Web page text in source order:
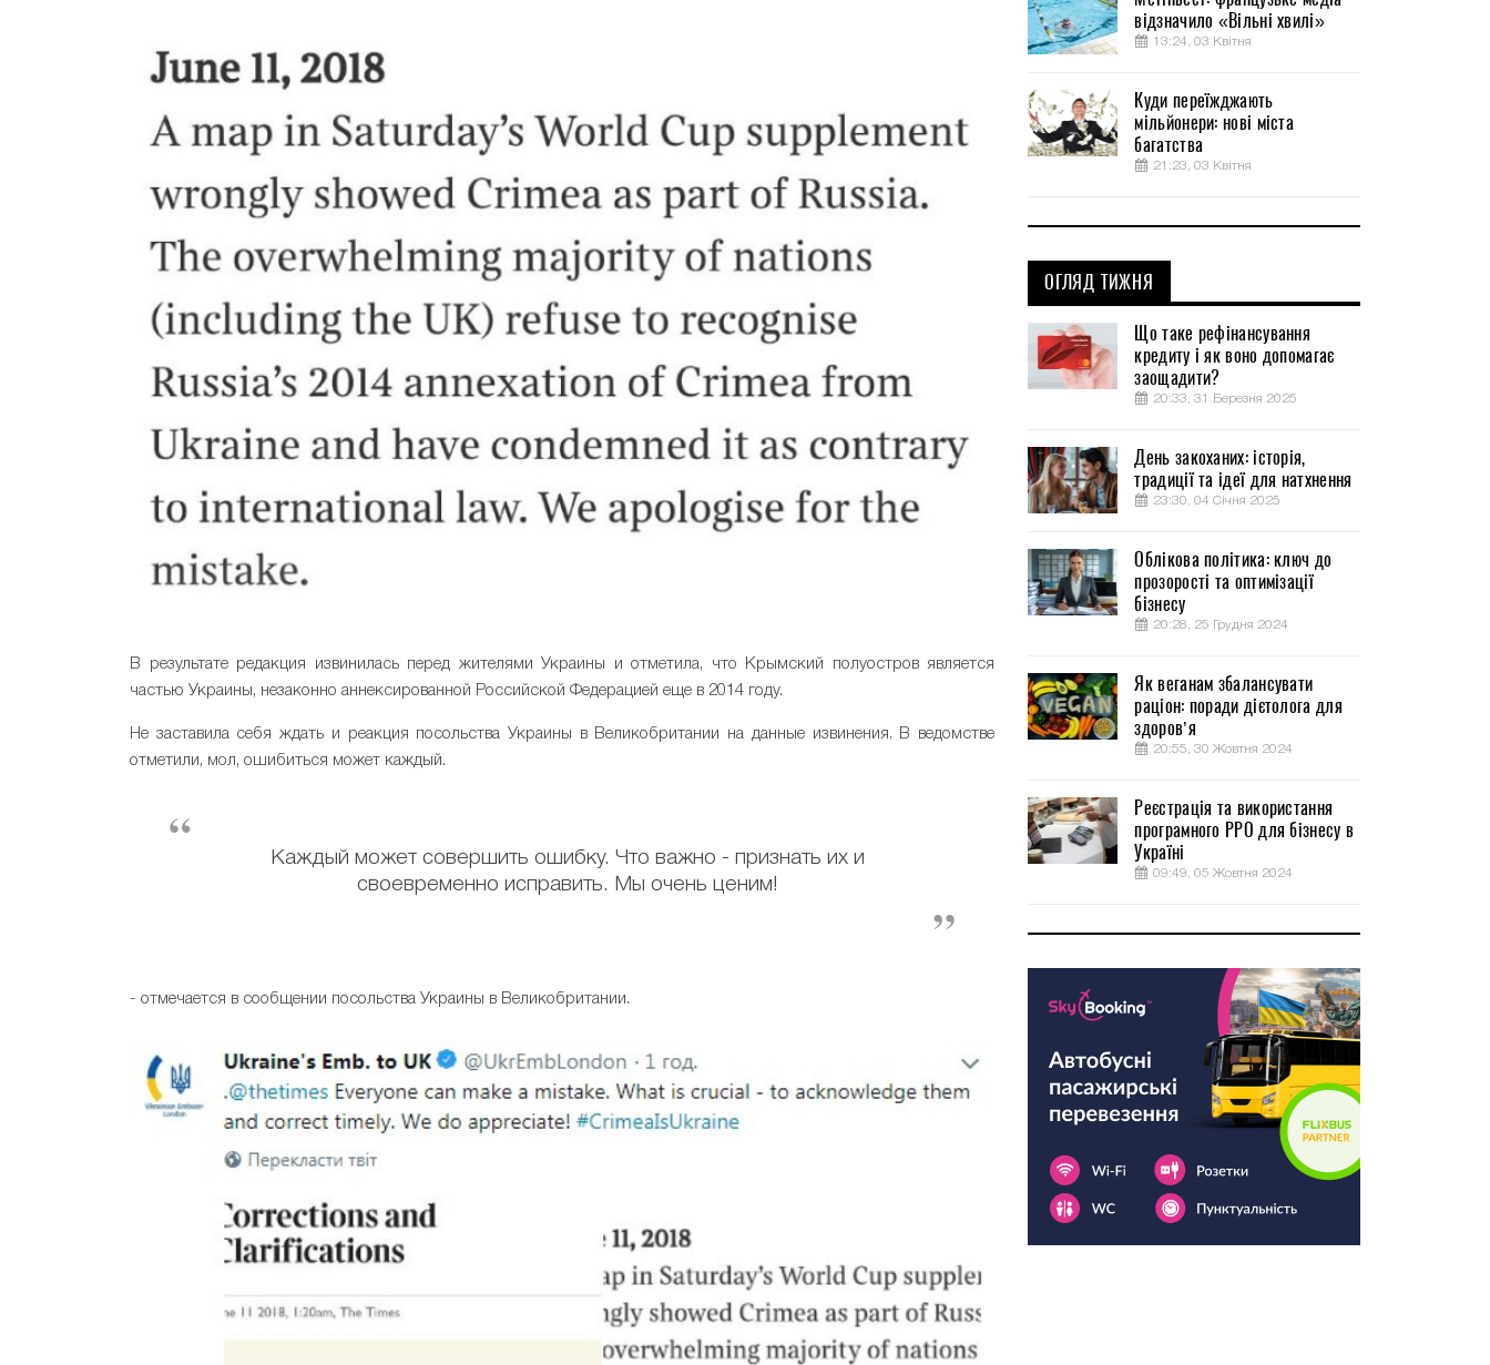
В результате редакция извинилась перед жителями Украины и отметила, что Крымский полуостров является
частью Украины, незаконно аннексированной Российской Федерацией еще в 2014 году.
Не заставила себя ждать и реакция посольства Украины в Великобритании на данные извинения. В ведомстве
отметили, мол, ошибиться может каждый.
Каждый может совершить ошибку. Что важно - признать их и
своевременно исправить. Мы очень ценим!
- отмечается в сообщении посольства Украины в Великобритании.
відзначило «Вільні хвилі»
13:24, 03 Квітня
Куди переїжджають
мільйонери: нові міста
багатства
21:23, 03 Квітня
ОГЛЯД ТИЖНЯ
Що таке рефінансування
кредиту і як воно допомагає
заощадити?
20:33, 31 Березня 2025
День закоханих: історія,
традиції та ідеї для натхнення
23:30, 04 Січня 2025
Облікова політика: ключ до
прозорості та оптимізації
бізнесу
20:28, 25 Грудня 2024
Як веганам збалансувати
раціон: поради дієтолога для
здоров’я
20:55, 30 Жовтня 2024
Реєстрація та використання
програмного РРО для бізнесу в
Україні
09:49, 05 Жовтня 2024